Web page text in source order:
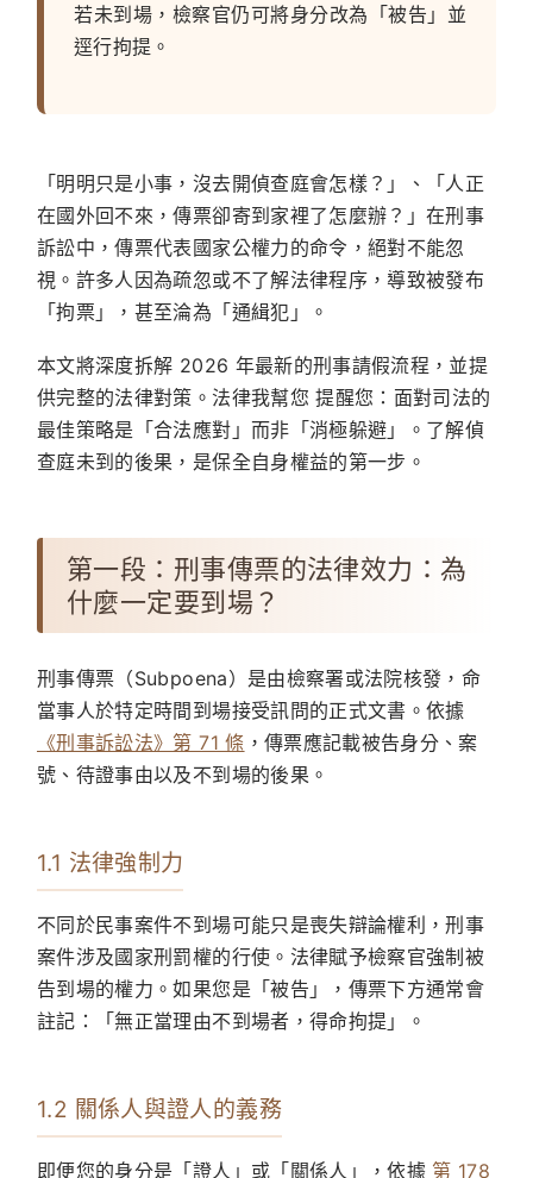
若未到場，檢察官仍可將身分改為「被告」並
逕行拘提。
「明明只是小事，沒去開偵查庭會怎樣？」、「人正
在國外回不來，傳票卻寄到家裡了怎麼辦？」在刑事
訴訟中，傳票代表國家公權力的命令，絕對不能忽
視。許多人因為疏忽或不了解法律程序，導致被發布
「拘票」，甚至淪為「通緝犯」。
本文將深度拆解 2026 年最新的刑事請假流程，並提
供完整的法律對策。 法律我幫您 提醒您：面對司法的
最佳策略是「合法應對」而非「消極躲避」。了解偵
查庭未到的後果，是保全自身權益的第一步。
第一段：刑事傳票的法律效力：為
什麼一定要到場？
刑事傳票（Subpoena）是由檢察署或法院核發，命
當事人於特定時間到場接受訊問的正式文書。依據
《刑事訴訟法》第 71 條 ，傳票應記載被告身分、案
號、待證事由以及不到場的後果。
1.1 法律強制力
不同於民事案件不到場可能只是喪失辯論權利，刑事
案件涉及國家刑罰權的行使。法律賦予檢察官強制被
告到場的權力。如果您是「被告」，傳票下方通常會
註記：「無正當理由不到場者，得命拘提」。
1.2 關係人與證人的義務
即便您的身分是「證人」或「關係人」，依據 第 178